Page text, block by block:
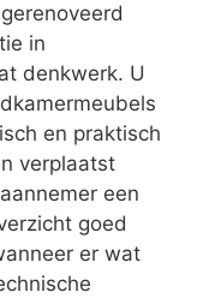
in
denkwerk. U
en praktisch
verplaatst
een
goed
er wat